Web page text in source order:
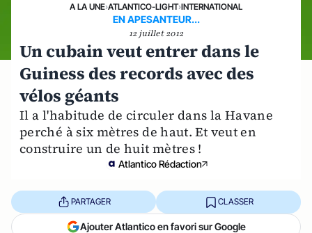
A LA UNE›ATLANTICO-LIGHT›INTERNATIONAL
EN APESANTEUR...
12 juillet 2012
Un cubain veut entrer dans le
Guiness des records avec des
vélos géants
Il a l'habitude de circuler dans la Havane
perché à six mètres de haut. Et veut en
construire un de huit mètres !
Atlantico Rédaction
PARTAGER CLASSER
Ajouter Atlantico en favori sur Google